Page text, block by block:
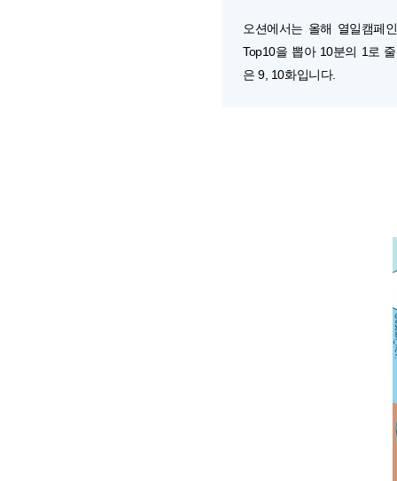
오션에서는 올해 열일캠페
Top10을 뽑아 10분의 1로
은 9, 10화입니다.